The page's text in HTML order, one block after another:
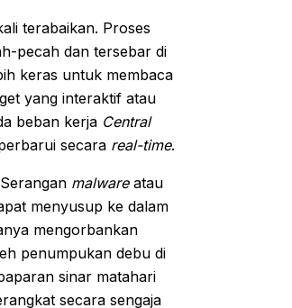
terabaikan. Proses
pecah dan tersebar di
keras untuk membaca
yang interaktif atau
beban kerja Central
secara real-time.
malwareatau
menyusup ke dalam
mengorbankan
penumpukan debu di
sinar matahari
secara sengaja